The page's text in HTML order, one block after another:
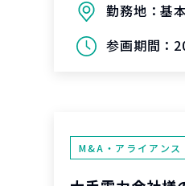
勤務地：基
参画期間：
M&A・アライアンス